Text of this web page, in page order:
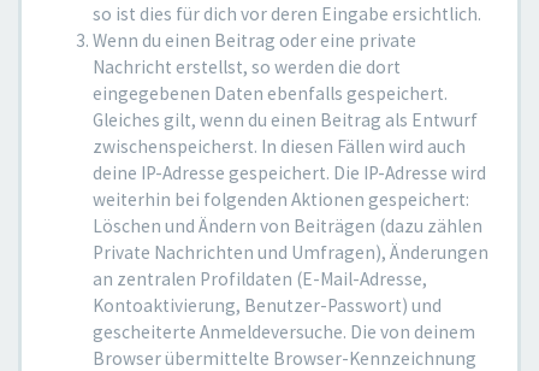
so ist dies für dich vor deren Eingabe ersichtlich.
Wenn du einen Beitrag oder eine private
Nachricht erstellst, so werden die dort
eingegebenen Daten ebenfalls gespeichert.
Gleiches gilt, wenn du einen Beitrag als Entwurf
zwischenspeicherst. In diesen Fällen wird auch
deine IP-Adresse gespeichert. Die IP-Adresse wird
weiterhin bei folgenden Aktionen gespeichert:
Löschen und Ändern von Beiträgen (dazu zählen
Private Nachrichten und Umfragen), Änderungen
an zentralen Profildaten (E-Mail-Adresse,
Kontoaktivierung, Benutzer-Passwort) und
gescheiterte Anmeldeversuche. Die von deinem
Browser übermittelte Browser-Kennzeichnung